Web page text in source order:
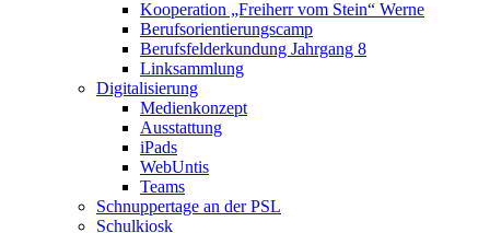
Kooperation „Freiherr vom Stein“ Werne
Berufsorientierungscamp
Berufsfelderkundung Jahrgang 8
Linksammlung
Digitalisierung
Medienkonzept
Ausstattung
iPads
WebUntis
Teams
Schnuppertage an der PSL
Schulkiosk